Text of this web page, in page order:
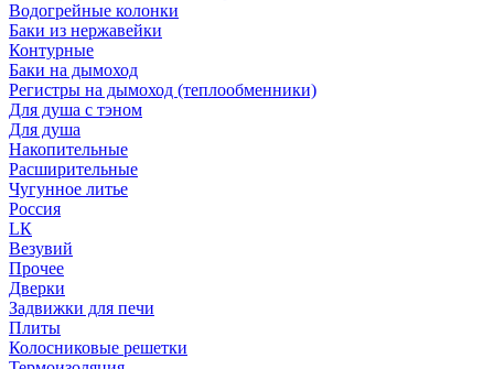
Водогрейные колонки
Баки из нержавейки
Контурные
Баки на дымоход
Регистры на дымоход (теплообменники)
Для душа с тэном
Для душа
Накопительные
Расширительные
Чугунное литье
Россия
LК
Везувий
Прочее
Дверки
Задвижки для печи
Плиты
Колосниковые решетки